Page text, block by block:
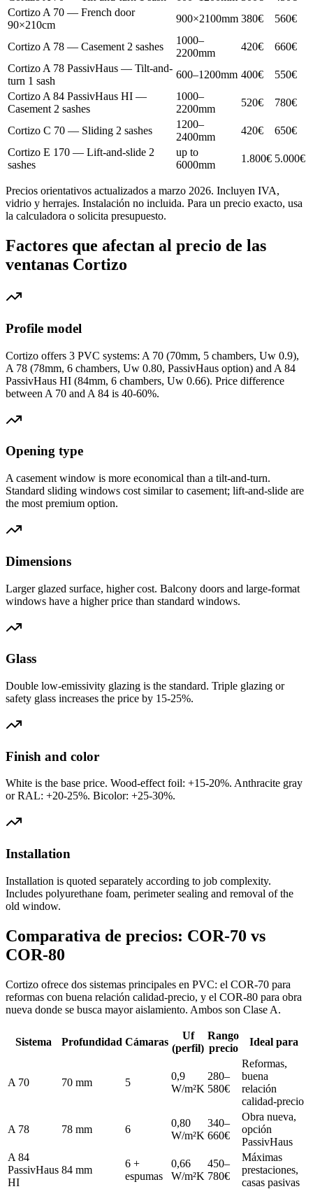
Cortizo A 70 — French door
90×210cm
900×2100mm 380€ 560€
Cortizo A 78 — Casement 2 sashes
1000–
2200mm
420€
660€
Cortizo A 78 PassivHaus — Tilt-and-
turn 1 sash
600–1200mm 400€
550€
Cortizo A 84 PassivHaus HI —
Casement 2 sashes
1000–
2200mm
520€ 780€
Cortizo C 70 — Sliding 2 sashes
1200–
2400mm
420€
650€
Cortizo E 170 — Lift-and-slide 2
sashes
up to
6000mm
1.800€ 5.000€
Precios orientativos actualizados a marzo 2026. Incluyen IVA,
vidrio y herrajes. Instalación no incluida. Para un precio exacto, usa
la calculadora o solicita presupuesto.
Factores que afectan al precio de las
ventanas Cortizo
Profile model
Cortizo offers 3 PVC systems: A 70 (70mm, 5 chambers, Uw 0.9),
A 78 (78mm, 6 chambers, Uw 0.80, PassivHaus option) and A 84
PassivHaus HI (84mm, 6 chambers, Uw 0.66). Price difference
between A 70 and A 84 is 40-60%.
Opening type
A casement window is more economical than a tilt-and-turn.
Standard sliding windows cost similar to casement; lift-and-slide are
the most premium option.
Dimensions
Larger glazed surface, higher cost. Balcony doors and large-format
windows have a higher price than standard windows.
Glass
Double low-emissivity glazing is the standard. Triple glazing or
safety glass increases the price by 15-25%.
Finish and color
White is the base price. Wood-effect foil: +15-20%. Anthracite gray
or RAL: +20-25%. Bicolor: +25-30%.
Installation
Installation is quoted separately according to job complexity.
Includes polyurethane foam, perimeter sealing and removal of the
old window.
Comparativa de precios: COR-70 vs
COR-80
Cortizo ofrece dos sistemas principales en PVC: el COR-70 para
reformas con buena relación calidad-precio, y el COR-80 para obra
nueva donde se busca mayor aislamiento. Ambos son Clase A.
Sistema Profundidad Cámaras
Uf
(perfil)
Rango
precio
Ideal para
A 70 70 mm 5
0,9
W/m²K
280–
580€
Reformas,
buena
relación
calidad-precio
A 78 78 mm 6
0,80
W/m²K
340–
660€
Obra nueva,
opción
PassivHaus
A 84
PassivHaus
HI
84 mm
6 +
espumas
0,66
W/m²K
450–
780€
Máximas
prestaciones,
casas pasivas